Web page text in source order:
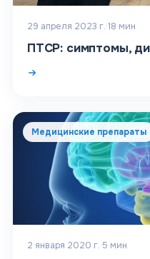
29 апреля 2023 г.·18 мин
ПТСР: симптомы,
Медицинские препараты
2 января 2020 г.·5 мин